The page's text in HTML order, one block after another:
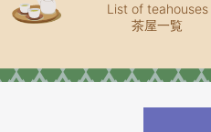
List of teahouses
茶屋一覧